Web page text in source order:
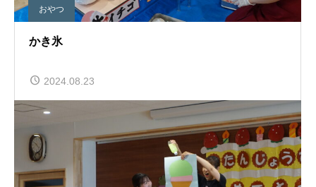
おやつ
かき氷
2024.08.23